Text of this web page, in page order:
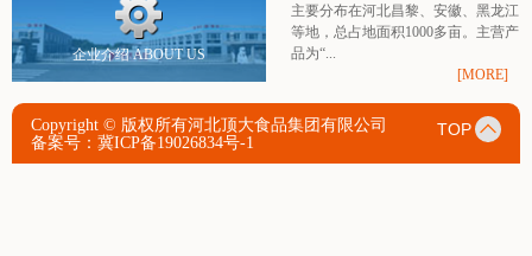
企业介绍ABOUT US
主要分布在河北昌黎、安徽、黑龙江
等地，总占地面积1000多亩。主营产
品为“...
[MORE]
Copyright © 版权所有河北顶大食品集团有限公司
备案号： 冀ICP备19026834号-1
TOP